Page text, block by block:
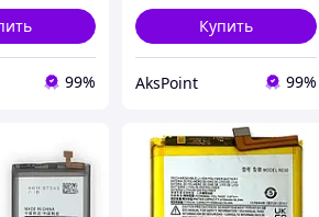
99%
Купить
AksPoint 99%